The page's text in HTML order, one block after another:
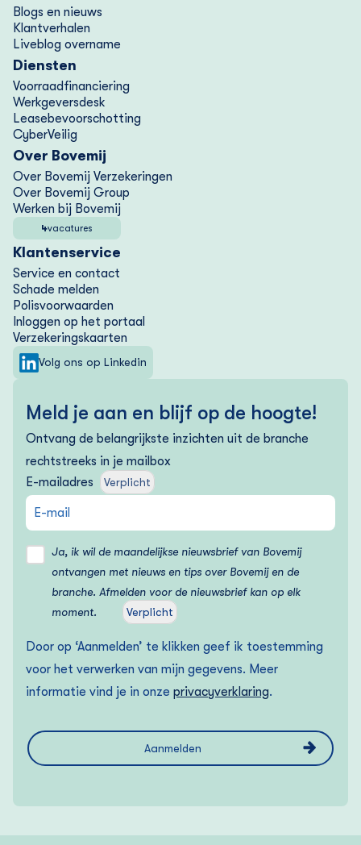
Blogs en nieuws
Klantverhalen
Liveblog overname
Diensten
Voorraad­financiering
Werkgeversdesk
Lease­bevoorschotting
CyberVeilig
Over Bovemij
Over Bovemij Verzekeringen
Over Bovemij Group
Werken bij Bovemij
4vacatures
Klantenservice
Service en contact
Schade melden
Polisvoorwaarden
Inloggen op het portaal
Verzekering­skaarten
Volg ons op Linkedin
Meld je aan en blijf op de hoogte!
Ontvang de belangrijkste inzichten uit de branche
rechtstreeks in je mailbox
E-mailadres
Verplicht
Ja, ik wil de maandelijkse nieuwsbrief van Bovemij
ontvangen met nieuws en tips over Bovemij en de
branche. Afmelden voor de nieuwsbrief kan op elk
moment.
Verplicht
Door op ‘Aanmelden’ te klikken geef ik toestemming
voor het verwerken van mijn gegevens. Meer
informatie vind je in onze privacyverklaring.